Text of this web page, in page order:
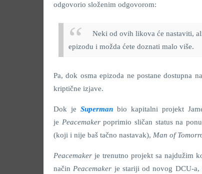
odgovorio složenim odgovorom:
Neki od ovih likova će nastaviti,
epizodu i možda ćete doznati malo više.
Pa, dok osma epizoda ne postane dostupna
kriptične izjave.
Dok je Superman bio kapitalni projekt
je Peacemakerpoprimio sličan status na
(koji i nije baš tačno nastavak), Man of
Peacemaker je trenutno projekt sa najdužim
način Peacemaker je stariji od novog DCU-a,